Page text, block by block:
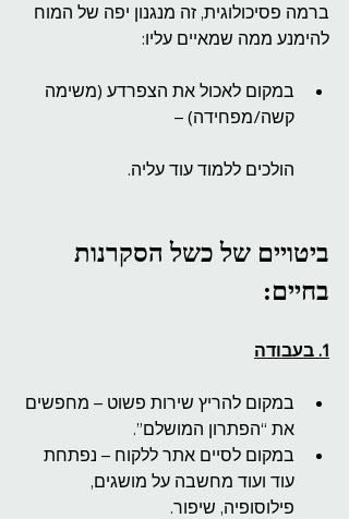
ברמה פסיכולוגית, זה מנגנון יפה של המוח
להימנע ממה שמאיים עליו:
במקום לאכול את הצפרדע (משימה
קשה/מפחידה) –
הולכים ללמוד עוד עליה.
ביטויים של כשל הסקרנות
בחיים:
1. בעבודה
במקום להריץ שירות פשוט – מחפשים
את “הפתרון המושלם”.
במקום לסיים אתר ללקוח – נפתחת
עוד ועוד מחשבה על מושגים,
פילוסופיה, שיפור.